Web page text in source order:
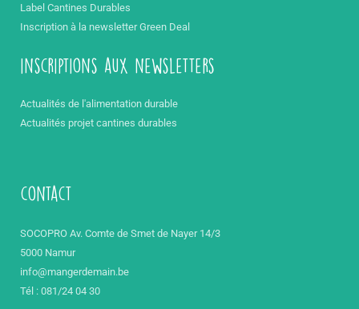
Label Cantines Durables
Inscription à la newsletter Green Deal
inscriptions aux newsletters
Actualités de l'alimentation durable
Actualités projet cantines durables
contact
SOCOPRO Av. Comte de Smet de Nayer 14/3
5000 Namur
info@mangerdemain.be
Tél : 081/24 04 30